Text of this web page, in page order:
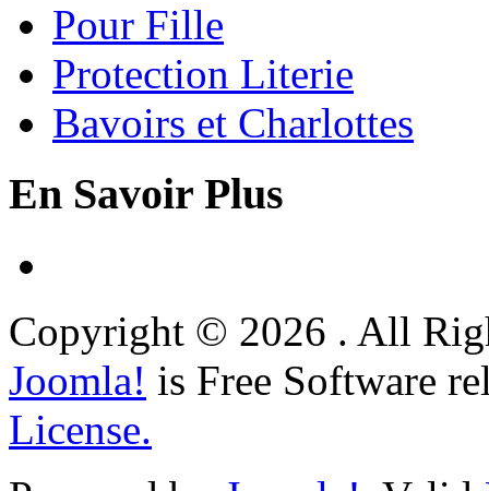
Pour Fille
Protection Literie
Bavoirs et Charlottes
En Savoir Plus
Copyright © 2026 . All
Joomla! is Free Software
License.